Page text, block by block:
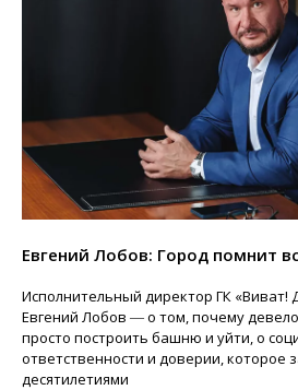
Евгений Лобов: Город помнит
Исполнительный директор ГК «Виват!
Евгений Лобов ― о том, почему
просто построить башню и уйти, о
ответственности и доверии, которое
десятилетиями